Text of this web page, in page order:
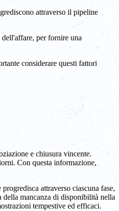
attraverso il pipeline
per fornire una
considerare questi fattori
e chiusura vincente.
Con questa informazione,
attraverso ciascuna fase,
mancanza di disponibilità nella
tempestive ed efficaci.